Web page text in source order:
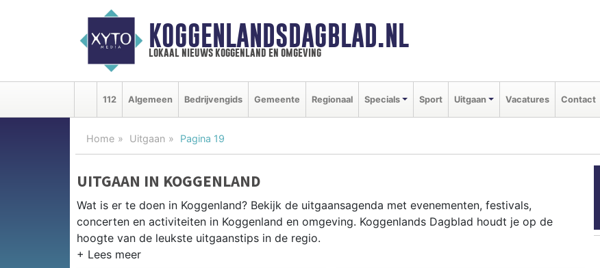
KOGGENLANDSDAGBLAD.NL
lokaal nieuws koggenland en omgeving
112 Algemeen Bedrijvengids Gemeente Regionaal Specials Sport Uitgaan Vacatures Contact
Home Uitgaan Pagina 19
UITGAAN IN KOGGENLAND
Wat is er te doen in Koggenland? Bekijk de uitgaansagenda met evenementen, festivals,
concerten en activiteiten in Koggenland en omgeving. Koggenlands Dagblad houdt je op de
hoogte van de leukste uitgaanstips in de regio.